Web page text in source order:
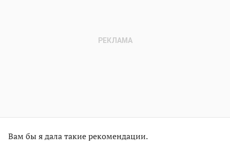
Вам бы я дала такие рекомендации.